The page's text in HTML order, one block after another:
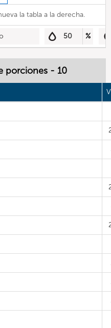
la tabla a la derecha.
50 %
porciones - 10